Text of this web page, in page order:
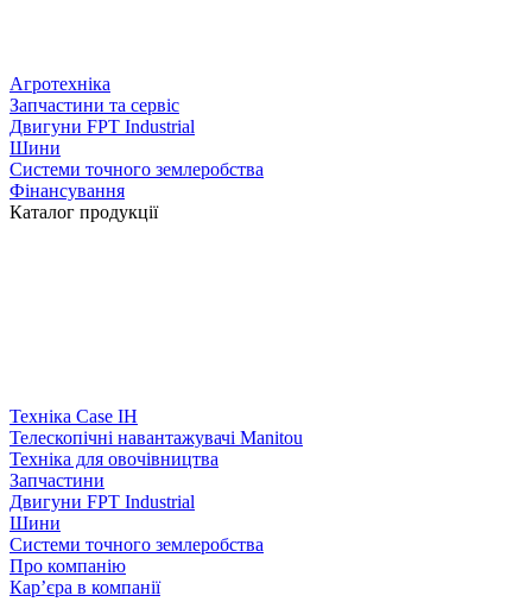
Агротехніка
Запчастини та сервіс
Двигуни FPT Industrial
Шини
Системи точного землеробства
Фінансування
Каталог продукції
Техніка Case IH
Телескопічні навантажувачі Manitou
Техніка для овочівництва
Запчастини
Двигуни FPT Industrial
Шини
Системи точного землеробства
Про компанію
Кар’єра в компанії